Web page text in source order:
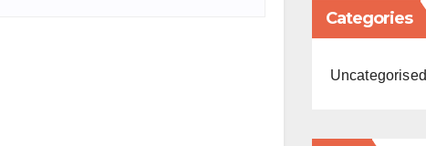
Categories
Uncategorised